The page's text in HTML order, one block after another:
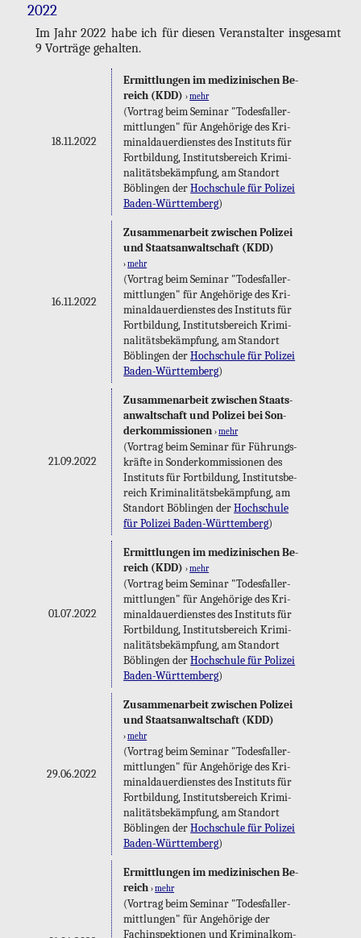
2022
Im Jahr 2022 habe ich für die­sen Ver­an­stal­ter ins­ge­samt
9 Vor­trä­ge ge­hal­ten.
18.11.2022
Er­mitt­lun­gen im me­di­zi­ni­schen Be­
reich (KDD) ›mehr
(Vor­trag beim Se­mi­nar "To­des­fall­er­
mitt­lun­gen" für An­ge­hö­ri­ge des Kri­
mi­nal­dau­er­diens­tes des In­sti­tuts für
Fort­bil­dung, In­sti­tuts­be­reich Kri­mi­
na­li­täts­be­kämp­fung, am Stand­ort
Böb­lin­gen derHoch­schu­le für Po­li­zei
Ba­den-Würt­tem­berg)
16.11.2022
Zu­sam­men­ar­beit zwi­schen Po­li­zei
und Staats­an­walt­schaft (KDD)
›mehr
(Vor­trag beim Se­mi­nar "To­des­fall­er­
mitt­lun­gen" für An­ge­hö­ri­ge des Kri­
mi­nal­dau­er­diens­tes des In­sti­tuts für
Fort­bil­dung, In­sti­tuts­be­reich Kri­mi­
na­li­täts­be­kämp­fung, am Stand­ort
Böb­lin­gen derHoch­schu­le für Po­li­zei
Ba­den-Würt­tem­berg)
21.09.2022
Zu­sam­men­ar­beit zwi­schen Staats­
an­walt­schaft und Po­li­zei bei Son­
der­kom­mis­sio­nen ›mehr
(Vor­trag beim Se­mi­nar für Füh­rungs­
kräf­te in Son­der­kom­mis­sio­nen des
In­sti­tuts für Fort­bil­dung, In­sti­tuts­be­
reich Kri­mi­na­li­täts­be­kämp­fung, am
Stand­ort Böb­lin­gen derHoch­schu­le
für Po­li­zei Ba­den-Würt­tem­berg)
01.07.2022
Er­mitt­lun­gen im me­di­zi­ni­schen Be­
reich (KDD) ›mehr
(Vor­trag beim Se­mi­nar "To­des­fall­er­
mitt­lun­gen" für An­ge­hö­ri­ge des Kri­
mi­nal­dau­er­diens­tes des In­sti­tuts für
Fort­bil­dung, In­sti­tuts­be­reich Kri­mi­
na­li­täts­be­kämp­fung, am Stand­ort
Böb­lin­gen derHoch­schu­le für Po­li­zei
Ba­den-Würt­tem­berg)
29.06.2022
Zu­sam­men­ar­beit zwi­schen Po­li­zei
und Staats­an­walt­schaft (KDD)
›mehr
(Vor­trag beim Se­mi­nar "To­des­fall­er­
mitt­lun­gen" für An­ge­hö­ri­ge des Kri­
mi­nal­dau­er­diens­tes des In­sti­tuts für
Fort­bil­dung, In­sti­tuts­be­reich Kri­mi­
na­li­täts­be­kämp­fung, am Stand­ort
Böb­lin­gen derHoch­schu­le für Po­li­zei
Ba­den-Würt­tem­berg)
Er­mitt­lun­gen im me­di­zi­ni­schen Be­
reich ›mehr
(Vor­trag beim Se­mi­nar "To­des­fall­er­
mitt­lun­gen" für An­ge­hö­ri­ge der
Fach­in­spek­tio­nen und Kri­mi­nal­kom­